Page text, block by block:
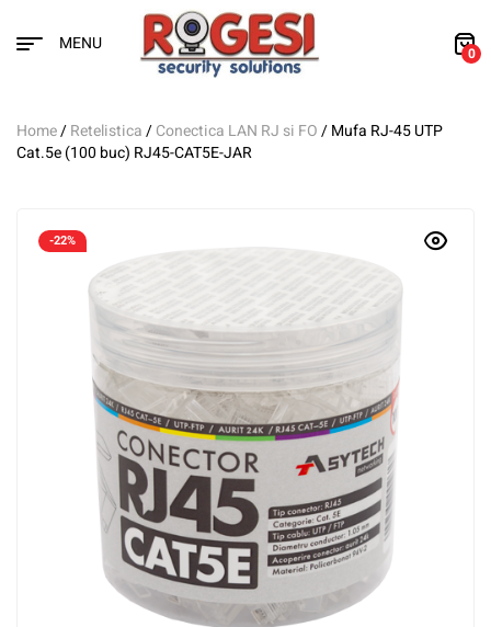
MENU 0
Home/Retelistica/Conectica LAN RJ si FO/ Mufa RJ-45 UTP
Cat.5e (100 buc) RJ45-CAT5E-JAR
-22%